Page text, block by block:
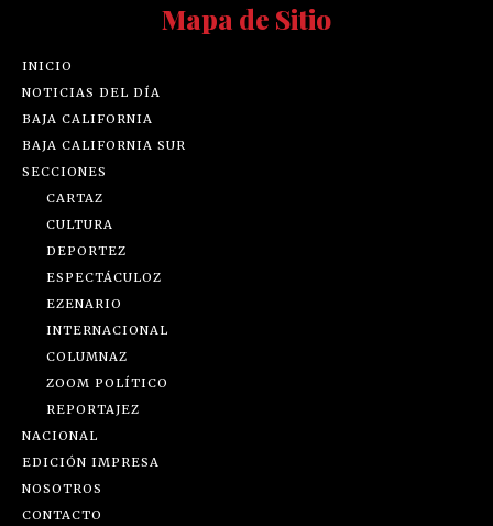
Mapa de Sitio
INICIO
NOTICIAS DEL DÍA
BAJA CALIFORNIA
BAJA CALIFORNIA SUR
SECCIONES
CARTAZ
CULTURA
DEPORTEZ
ESPECTÁCULOZ
EZENARIO
INTERNACIONAL
COLUMNAZ
ZOOM POLÍTICO
REPORTAJEZ
NACIONAL
EDICIÓN IMPRESA
NOSOTROS
CONTACTO